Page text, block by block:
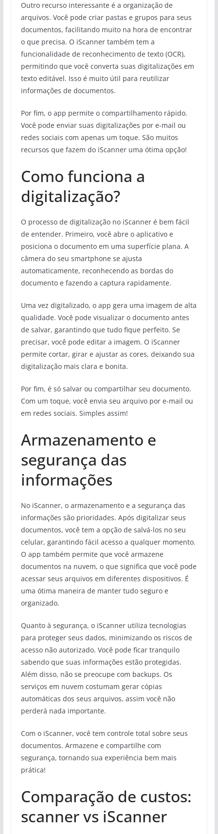
Outro recurso interessante é a organização de
arquivos. Você pode criar pastas e grupos para seus
documentos, facilitando muito na hora de encontrar
o que precisa. O iScanner também tem a
funcionalidade de reconhecimento de texto (OCR),
permitindo que você converta suas digitalizações em
texto editável. Isso é muito útil para reutilizar
informações de documentos.
Por fim, o app permite o compartilhamento rápido.
Você pode enviar suas digitalizações por e-mail ou
redes sociais com apenas um toque. São muitos
recursos que fazem do iScanner uma ótima opção!
Como funciona a
digitalização?
O processo de digitalização no iScanner é bem fácil
de entender. Primeiro, você abre o aplicativo e
posiciona o documento em uma superfície plana. A
câmera do seu smartphone se ajusta
automaticamente, reconhecendo as bordas do
documento e fazendo a captura rapidamente.
Uma vez digitalizado, o app gera uma imagem de alta
qualidade. Você pode visualizar o documento antes
de salvar, garantindo que tudo fique perfeito. Se
precisar, você pode editar a imagem. O iScanner
permite cortar, girar e ajustar as cores, deixando sua
digitalização mais clara e bonita.
Por fim, é só salvar ou compartilhar seu documento.
Com um toque, você envia seu arquivo por e-mail ou
em redes sociais. Simples assim!
Armazenamento e
segurança das
informações
No iScanner, o armazenamento e a segurança das
informações são prioridades. Após digitalizar seus
documentos, você tem a opção de salvá-los no seu
celular, garantindo fácil acesso a qualquer momento.
O app também permite que você armazene
documentos na nuvem, o que significa que você pode
acessar seus arquivos em diferentes dispositivos. É
uma ótima maneira de manter tudo seguro e
organizado.
Quanto à segurança, o iScanner utiliza tecnologias
para proteger seus dados, minimizando os riscos de
acesso não autorizado. Você pode ficar tranquilo
sabendo que suas informações estão protegidas.
Além disso, não se preocupe com backups. Os
serviços em nuvem costumam gerar cópias
automáticas dos seus arquivos, assim você não
perderá nada importante.
Com o iScanner, você tem controle total sobre seus
documentos. Armazene e compartilhe com
segurança, tornando sua experiência bem mais
prática!
Comparação de custos:
scanner vs iScanner